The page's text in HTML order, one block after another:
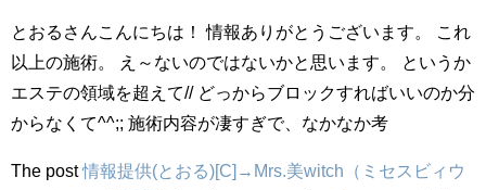
とおるさんこんにちは！ 情報ありがとうございます。 これ
以上の施術。 え～ないのではないかと思います。 というか
エステの領域を超えて// どっからブロックすればいいのか分
からなくて^^;; 施術内容が凄すぎで、なかなか考
The post情報提供(とおる)[C]→Mrs.美witch（ミセスビィウ